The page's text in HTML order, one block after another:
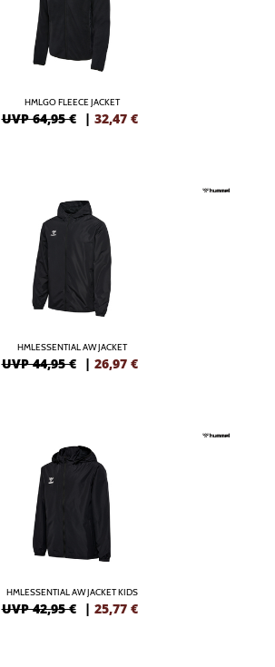
HMLGO FLEECE JACKET
UVP 64,95 € | 32,47 €
HMLESSENTIAL AW JACKET
UVP 44,95 € | 26,97 €
HMLESSENTIAL AW JACKET KIDS
UVP 42,95 € | 25,77 €